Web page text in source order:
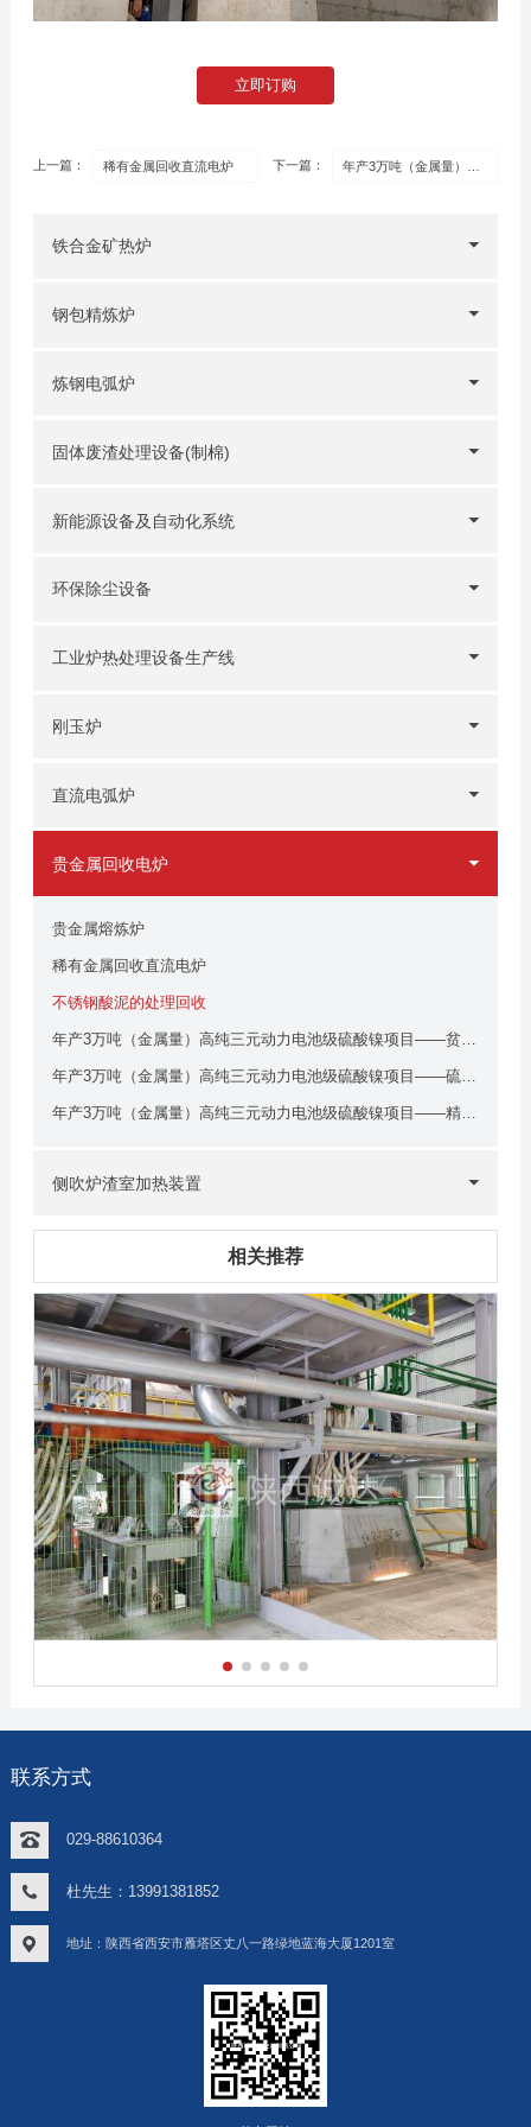
立即订购
上一篇： 稀有金属回收直流电炉 下一篇：
铁合金矿热炉
钢包精炼炉
炼钢电弧炉
固体废渣处理设备(制棉)
新能源设备及自动化系统
环保除尘设备
工业炉热处理设备生产线
刚玉炉
直流电弧炉
贵金属回收电炉
贵金属熔炼炉
稀有金属回收直流电炉
不锈钢酸泥的处理回收
年产3万吨（金属量）高纯三元动力电池级硫酸镍项目——硫化电炉
年产3万吨（金属量）高纯三元动力电池级硫酸镍项目——精炼电炉
侧吹炉渣室加热装置
相关推荐
联系方式
029-88610364
杜先生：13991381852
地址：陕西省西安市雁塔区丈八一路绿地蓝海大厦1201室